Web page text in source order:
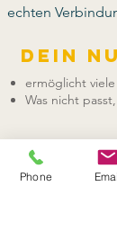
echten
Dein
ermöglicht
Was nicht
Phone